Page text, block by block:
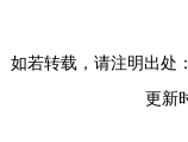
如若转载，请注明出处
更新